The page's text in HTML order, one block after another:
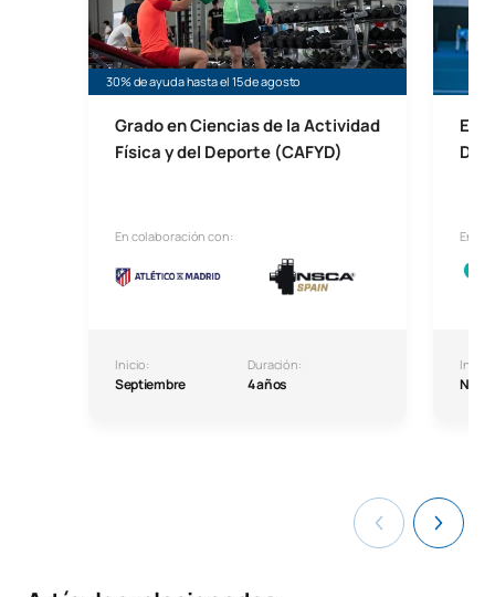
30% de ayuda hasta el 15 de agosto
Grado en Ciencias de la Actividad
Física y del Deporte (CAFYD)
En colaboración con:
Inicio:
Septiembre
Duración:
4 años
En
Inicio: